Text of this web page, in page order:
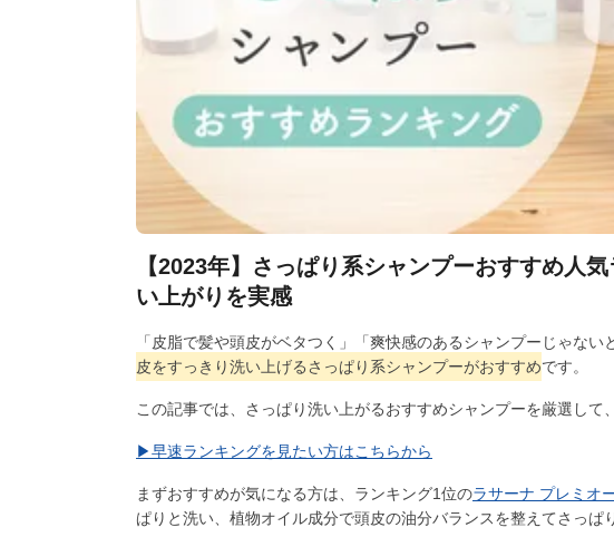
【2023年】さっぱり系シャンプーおすすめ人
い上がりを実感
「皮脂で髪や頭皮がベタつく」「爽快感のあるシャンプーじゃない
皮をすっきり洗い上げるさっぱり系シャンプーがおすすめです。
この記事では、さっぱり洗い上がるおすすめシャンプーを厳選して
▶︎早速ランキングを見たい方はこちらから
まずおすすめが気になる方は、ランキング1位のラサーナ プレミオ
ぱりと洗い、植物オイル成分で頭皮の油分バランスを整えてさっぱ